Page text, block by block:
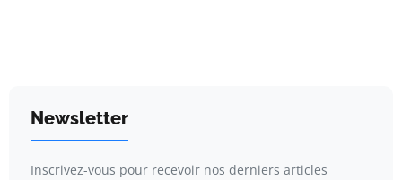
Newsletter
Inscrivez-vous pour recevoir nos derniers articles